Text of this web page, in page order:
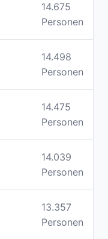
14.675
Personen
14.498
Personen
14.475
Personen
14.039
Personen
13.357
Personen